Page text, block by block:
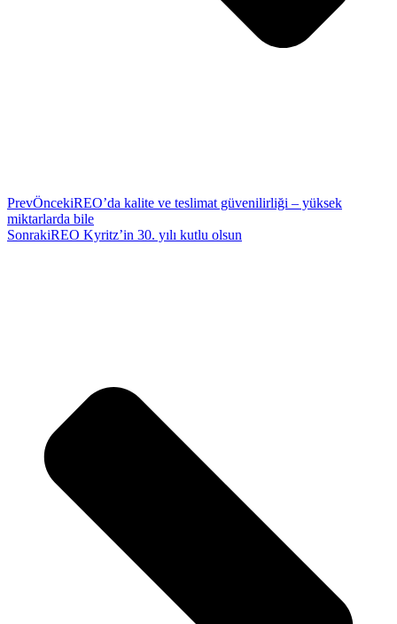
PrevÖncekiREO’da kalite ve teslimat güvenilirliği – yüksek
miktarlarda bile
SonrakiREO Kyritz’in 30. yılı kutlu olsun